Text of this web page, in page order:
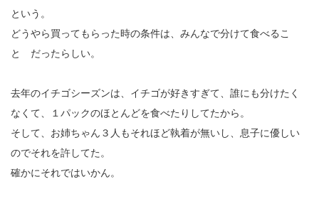
という。
どうやら買ってもらった時の条件は、みんなで分けて食べるこ
と だったらしい。
去年のイチゴシーズンは、イチゴが好きすぎて、誰にも分けたく
なくて、１パックのほとんどを食べたりしてたから。
そして、お姉ちゃん３人もそれほど執着が無いし、息子に優しい
のでそれを許してた。
確かにそれではいかん。